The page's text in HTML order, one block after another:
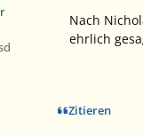
Nach
ehrlich
Zitieren